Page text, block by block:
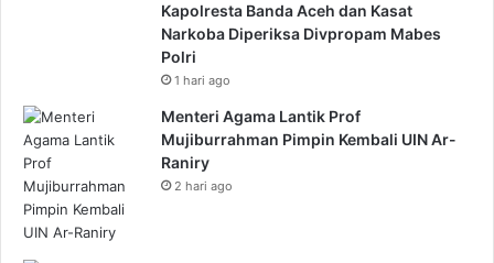
Kapolresta Banda Aceh dan Kasat
Narkoba Diperiksa Divpropam Mabes
Polri
1 hari ago
Menteri Agama Lantik Prof
Mujiburrahman Pimpin Kembali UIN Ar-
Raniry
2 hari ago